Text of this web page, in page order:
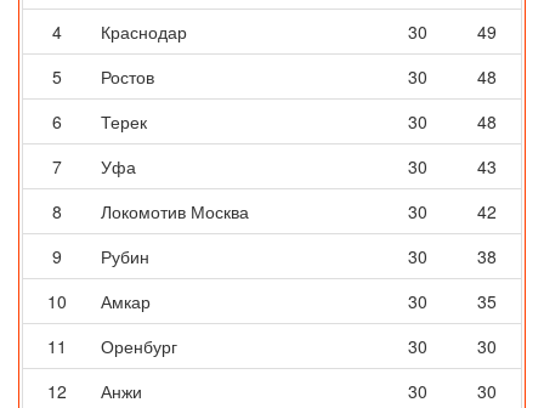
4
Краснодар 30
49
5
Ростов 30
48
6
Терек 30
48
7
Уфа 30
43
8
Локомотив Москва 30
42
9
Рубин 30
38
10
Амкар 30
35
11
Оренбург 30
30
12
Анжи 30
30